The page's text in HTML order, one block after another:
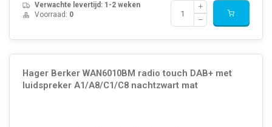
Verwachte levertijd: 1-2 weken
Voorraad: 0
Hager Berker WAN6010BM radio touch DAB+ met
luidspreker A1/A8/C1/C8 nachtzwart mat